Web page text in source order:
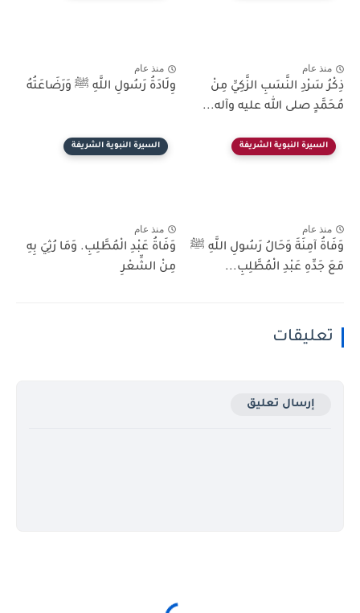
منذ عام
ذِكْرُ سَرْدِ النَّسَبِ الزَّكِيِّ مِنْ
مُحَمَّدٍ صلى الله عليه وآله...
منذ عام
وِلَادَةُ رَسُولِ اللَّهِ ﷺ وَرَضَاعَتُهُ
السيرة النبوية الشريفة
منذ عام
وَفَاةُ آمِنَةَ وَحَالُ رَسُولِ اللَّهِ ﷺ
مَعَ جَدِّهِ عَبْدِ الْمُطَّلِبِ...
السيرة النبوية الشريفة
منذ عام
وَفَاةُ عَبْدِ الْمُطَّلِبِ. وَمَا رُثِيَ بِهِ
مِنْ الشِّعْرِ
تعليقات
إرسال تعليق